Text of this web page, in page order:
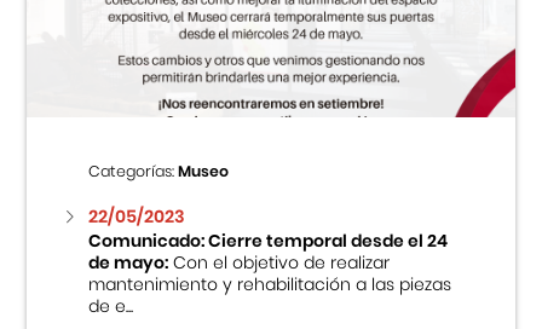
Centro Cultural Peruano Japonés
Museo de la Inmigración Japonesa
Fondo Editorial
Teatro Peruano Japonés
Categorías:Museo
22/05/2023
Comunicado: Cierre temporal desde el 24
de mayo:Con el objetivo de realizar
mantenimiento y rehabilitación a las piezas
de e...